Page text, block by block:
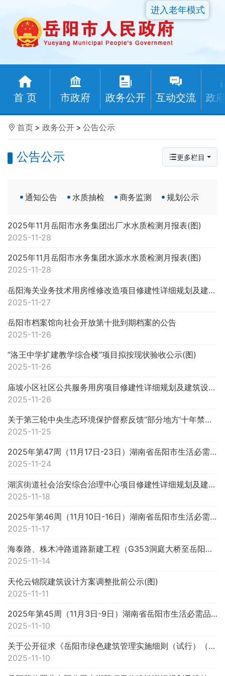
首 页 市政府 政务公开 互动交流 政
进入老年模式
首页 > 政务公开 > 公告公示
公告公示 更多栏目
通知公告 水质抽检 商务监测 规划公示
2025年11月岳阳市水务集团出厂水水质检测月报表(图)
2025-11-28
2025年11月岳阳市水务集团水源水水质检测月报表(图)
2025-11-28
岳阳海关业务技术用房维修改造项目修建性详细规划及建筑设计方案批前公示(图)
2025-11-27
岳阳市档案馆向社会开放第十批到期档案的公告
2025-11-26
“洛王中学扩建教学综合楼”项目拟按现状验收公示(图)
2025-11-26
庙坡小区社区公共服务用房项目修建性详细规划及建筑设计方案批前公示(图)
2025-11-26
关于第三轮中央生态环境保护督察反馈“部分地方‘十年禁渔’监管不严”问题整改销号的公示
2025-11-25
2025年第47周（11月17日-23日）湖南省岳阳市生活必需品市场运行情况分析
2025-11-24
湖滨街道社会治安综合治理中心项目修建性详细规划及建筑设计方案批前公示(图)
2025-11-18
2025年第46周（11月10日-16日）湖南省岳阳市生活必需品市场运行情况分析
2025-11-17
海泰路、株木冲路道路新建工程（G353洞庭大桥至岳阳东站）一期工程第一标段K0 000-K0 700）项目规划...(图)
2025-11-14
天伦云锦院建筑设计方案调整批前公示(图)
2025-11-11
2025年第45周（11月3日-9日）湖南省岳阳市生活必需品市场运行情况分析
2025-11-10
关于公开征求《岳阳市绿色建筑管理实施细则（试行）（征求意见稿）》意见的公示
2025-11-10